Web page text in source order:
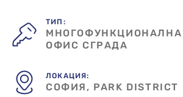
ТИП:
ОФИС СГРАДА
ЛОКАЦИЯ:
СОФИЯ, PARK DISTRICT